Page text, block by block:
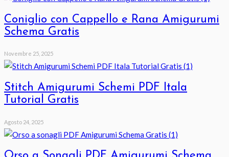
Coniglio con Cappello e Rana Amigurumi
Schema Gratis
Novembre 25, 2025
Stitch Amigurumi Schemi PDF Itala
Tutorial Gratis
Agosto 24, 2025